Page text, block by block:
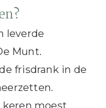
leverde
Munt.
frisdrank in de